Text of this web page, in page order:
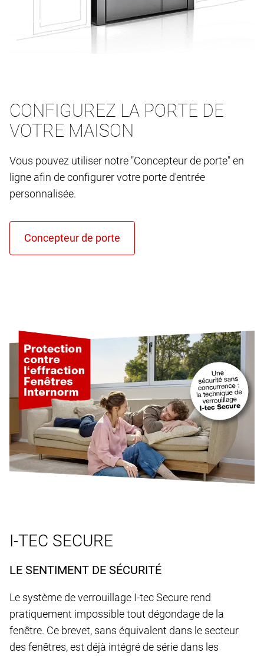
CONFIGUREZ LA PORTE DE
VOTRE MAISON
Vous pouvez utiliser notre "Concepteur de porte" en
ligne afin de configurer votre porte d'entrée
personnalisée.
I-TEC SECURE
LE SENTIMENT DE SÉCURITÉ
Le système de verrouillage I-tec Secure rend
pratiquement impossible tout dégondage de la
fenêtre. Ce brevet, sans équivalent dans le secteur
des fenêtres, est déjà intégré de série dans les